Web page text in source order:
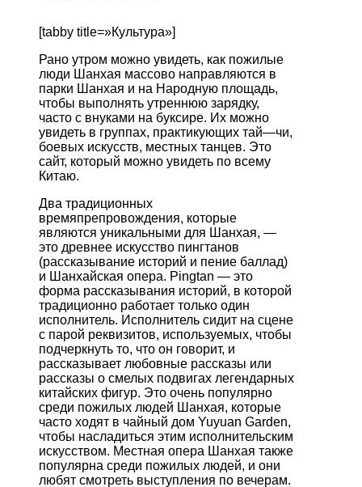
[tabby title=»Культура»]
Рано утром можно увидеть, как пожилые
люди Шанхая массово направляются в
парки Шанхая и на Народную площадь,
чтобы выполнять утреннюю зарядку,
часто с внуками на буксире. Их можно
увидеть в группах, практикующих тай—чи,
боевых искусств, местных танцев. Это
сайт, который можно увидеть по всему
Китаю.
Два традиционных
времяпрепровождения, которые
являются уникальными для Шанхая, —
это древнее искусство пингтанов
(рассказывание историй и пение баллад)
и Шанхайская опера. Pingtan — это
форма рассказывания историй, в которой
традиционно работает только один
исполнитель. Исполнитель сидит на сцене
с парой реквизитов, используемых, чтобы
подчеркнуть то, что он говорит, и
рассказывает любовные рассказы или
рассказы о смелых подвигах легендарных
китайских фигур. Это очень популярно
среди пожилых людей Шанхая, которые
часто ходят в чайный дом Yuyuan Garden,
чтобы насладиться этим исполнительским
искусством. Местная опера Шанхая также
популярна среди пожилых людей, и они
любят смотреть выступления по вечерам.